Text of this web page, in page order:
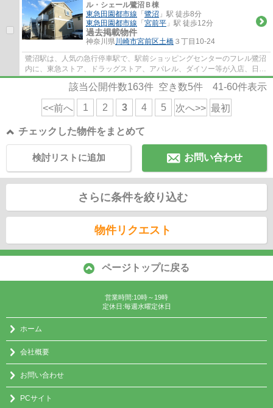
ル・シェール鷺沼Ｂ棟
東急田園都市線 「 鷺沼 」駅 徒歩8分
東急田園都市線 「 宮前平 」駅 徒歩12分
過去掲載物件
神奈川県川崎市宮前区土橋 ３丁目10-24
鷺沼駅は、人気の急行停車駅で、駅前ショッピングセンターのフレル鷺沼
内に、東急ストア、ドラッグストア、アパレル、ダイソー等が入店、日常
のお買い物に便利で、周辺には、飲食店街...
該当公開件数163件 空き数5件 41-60件表示
<<前へ 1 2 3 4 5 次へ>> 最初
チェックした物件をまとめて
お問い合わせ
検討リストに追加
さらに条件を絞り込む
物件リクエスト
ページトップに戻る
営業時間:10時～19時
定休日:毎週水曜定休日
ホーム
会社概要
お問い合わせ
PCサイト